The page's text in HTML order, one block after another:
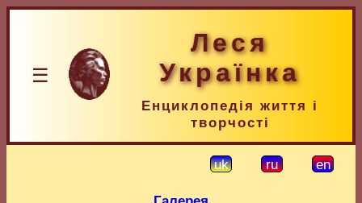
☰
Леся
Українка
Енциклопедія життя і
творчості
uk ru en